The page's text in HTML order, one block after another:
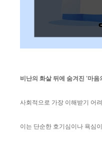
비난의 화살 뒤에 숨겨진 '마음
사회적으로 가장 이해받기 어
이는 단순한 호기심이나 욕심